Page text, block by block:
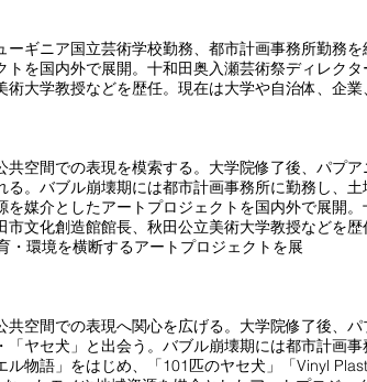
ギニア国立芸術学校勤務、都市計画事務所勤務を
を国内外で展開。十和田奥入瀬芸術祭ディレクタ
大学教授などを歴任。現在は大学や自治体、企業
空間での表現を模索する。大学院修了後、パプア
。バブル崩壊期には都市計画事務所に勤務し、土
媒介としたアートプロジェクトを国内外で展開。
文化創造館館長、秋田公立美術大学教授などを歴
・環境を横断するアートプロジェクトを展
空間での表現へ関心を広げる。大学院修了後、パ
ヤセ犬」と出会う。バブル崩壊期には都市計画事
物語」をはじめ、「101匹のヤセ犬」「Vinyl